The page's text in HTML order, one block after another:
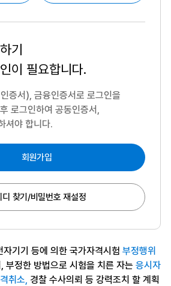
기
이 필요합니다.
증서), 금융인증서로 로그인을
로그인하여 공동인증서,
셔야 합니다.
회원가입
디 찾기/비밀번호 재설정
기기 등에 의한 국가자격시험 부정행위
부정한 방법으로 시험을 치른 자는 응시자
취소, 경찰 수사의뢰 등 강력조치 할 계획